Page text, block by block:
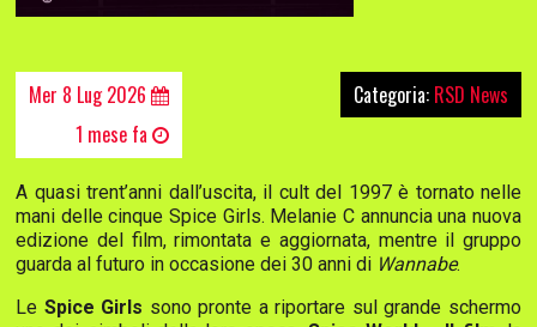
Mer 8 Lug 2026
1 mese fa
Categoria: RSD News
A quasi trent’anni dall’uscita, il cult del 1997 è tornato nelle
mani delle cinque Spice Girls. Melanie C annuncia una nuova
edizione del film, rimontata e aggiornata, mentre il gruppo
guarda al futuro in occasione dei 30 anni di Wannabe.
Le Spice Girls sono pronte a riportare sul grande schermo